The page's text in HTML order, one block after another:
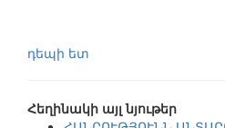
դեպի ետ
Հեղինակի այլ նյութեր